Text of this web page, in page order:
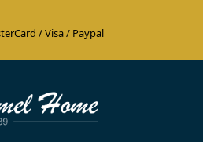
/ Visa / Paypal